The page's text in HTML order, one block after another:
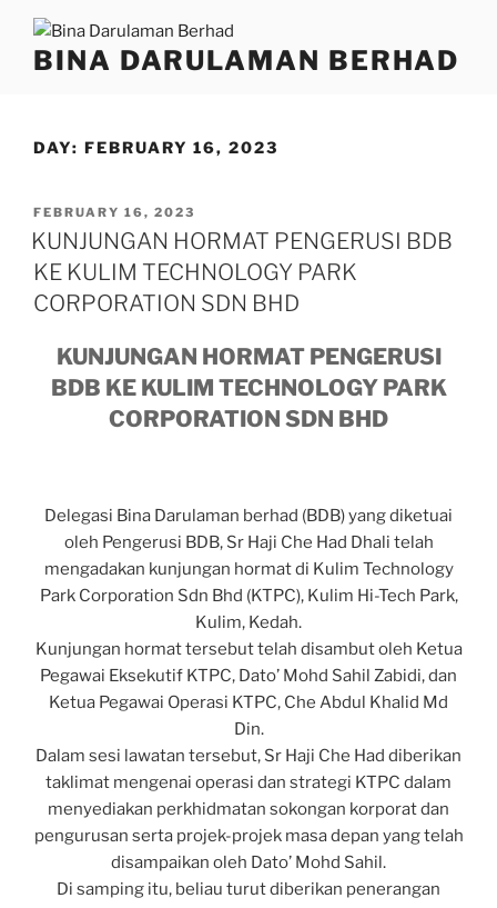
BINA DARULAMAN BERHAD
DAY: FEBRUARY 16, 2023
FEBRUARY 16, 2023
KUNJUNGAN HORMAT PENGERUSI BDB
KE KULIM TECHNOLOGY PARK
CORPORATION SDN BHD
KUNJUNGAN HORMAT PENGERUSI
BDB KE KULIM TECHNOLOGY PARK
CORPORATION SDN BHD
Delegasi Bina Darulaman berhad (BDB) yang diketuai
oleh Pengerusi BDB, Sr Haji Che Had Dhali telah
mengadakan kunjungan hormat di Kulim Technology
Park Corporation Sdn Bhd (KTPC), Kulim Hi-Tech Park,
Kulim, Kedah.
Kunjungan hormat tersebut telah disambut oleh Ketua
Pegawai Eksekutif KTPC, Dato’ Mohd Sahil Zabidi, dan
Ketua Pegawai Operasi KTPC, Che Abdul Khalid Md
Din.
Dalam sesi lawatan tersebut, Sr Haji Che Had diberikan
taklimat mengenai operasi dan strategi KTPC dalam
menyediakan perkhidmatan sokongan korporat dan
pengurusan serta projek-projek masa depan yang telah
disampaikan oleh Dato’ Mohd Sahil.
Di samping itu, beliau turut diberikan penerangan